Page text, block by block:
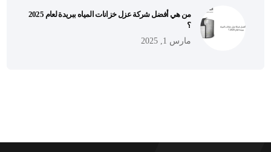
من هي أفضل شركة عزل خزانات المياه ببريدة لعام 2025
؟
مارس 1, 2025